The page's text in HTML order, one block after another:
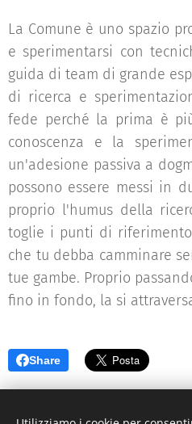
La Comune è uno spazio
e sperimentarsi con
guida di team di grande
di ricerca e
fede perché la prima è
conoscenza e la
un'adesione passiva a
possono essere messi in
proprio l'humus della
toglie i punti di
che tu debba camminare
tue gambe. Proprio
fino in fondo, la si
Share